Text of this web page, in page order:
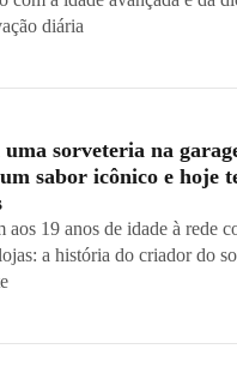
diária
sorveteria na
sabor icônico e hoje
aos 19 anos de idade à rede
a história do criador do